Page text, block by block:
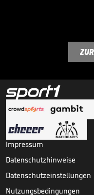
Impressum
Datenschutzhinweise
Datenschutzeinstellungen
Nutzungsbedingungen